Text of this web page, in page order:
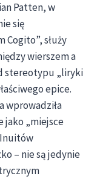
Patten, w
się
służy
wierszem a
stereotypu „liryki
epice.
wprowadziła
jako „miejsce
– nie są jedynie